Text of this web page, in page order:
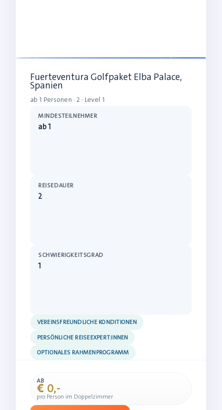
Fuerteventura Golfpaket Elba Palace,
Spanien
ab 1 Personen · 2 · Level 1
MINDESTEILNEHMER
ab 1
REISEDAUER
2
SCHWIERIGKEITSGRAD
1
VEREINSFREUNDLICHE KONDITIONEN
PERSÖNLICHE REISEEXPERT:INNEN
OPTIONALES RAHMENPROGRAMM
AB
€ 0,-
pro Person im Doppelzimmer